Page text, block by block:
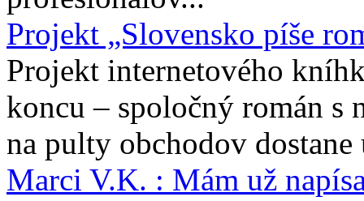
Projekt „Slovensko píše
Projekt internetového
koncu – spoločný román s
na pulty obchodov
Marci V.K. : Mám už